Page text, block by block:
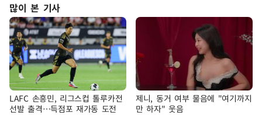
많이 본 기사
LAFC 손흥민, 리그스컵 톨루카전
선발 출격…득점포 재가동 도전
제니, 동거 여부 물음에 "여기까지
만 하자" 웃음